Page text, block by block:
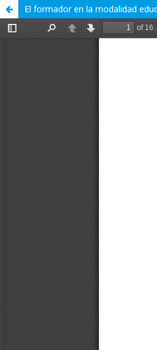
El formador en la modalidad